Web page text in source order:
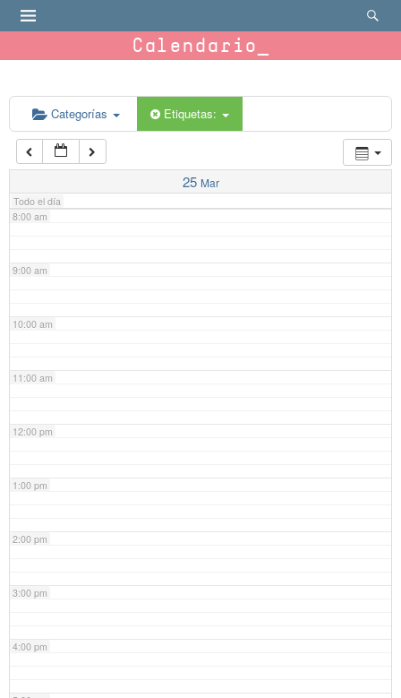
Calendario
Categorías Etiquetas:
25 Mar
Todo el día
6:00 am
7:00 am
8:00 am
9:00 am
10:00 am
11:00 am
12:00 pm
1:00 pm
2:00 pm
3:00 pm
4:00 pm